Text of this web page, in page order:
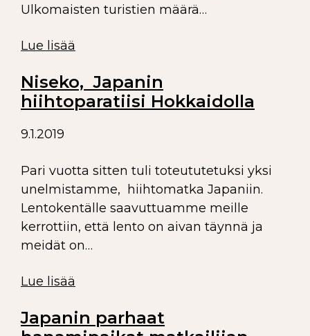
Ulkomaisten turistien määrä…
Lue lisää
Niseko, Japanin
hiihtoparatiisi Hokkaidolla
9.1.2019
Pari vuotta sitten tuli toteututetuksi yksi
unelmistamme, hiihtomatka Japaniin.
Lentokentälle saavuttuamme meille
kerrottiin, että lento on aivan täynnä ja
meidät on…
Lue lisää
Japanin parhaat